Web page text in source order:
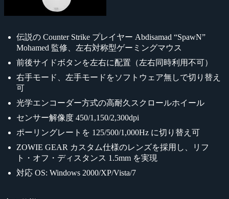
伝説の Counter Strike プレイヤー Abdisamad “SpawN”
Mohamed 監修、左右対称型ゲーミングマウス
前後サイドボタンを左右に配置（左右同時利用不可）
右手モード、左手モードをソフトウェア無しで切り替え
可
光学エンコーダー方式の高耐久スクロールホイール
センサー解像度 450/1,150/2,300dpi
ポーリングレートを 125/500/1,000Hz に切り替え可
ZOWIE GEAR カスタム仕様のレンズを採用し、リフ
ト・オフ・ディスタンス 1.5mm を実現
対応 OS: Windows 2000/XP/Vista/7